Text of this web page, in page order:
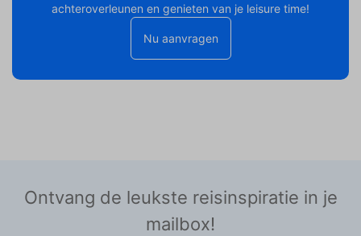
achteroverleunen en genieten van je leisure time!
Nu aanvragen
Ontvang de leukste reisinspiratie in je
mailbox!